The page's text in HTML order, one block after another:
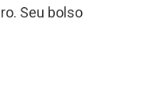
Seu bolso